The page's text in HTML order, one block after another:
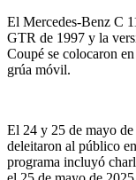
El Mercedes-Benz C
GTR de 1997 y la
Coupé se colocaron
grúa móvil.
El 24 y 25 de mayo de
deleitaron al público
programa incluyó